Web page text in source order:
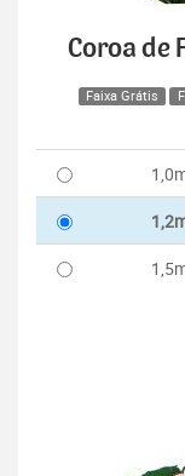
Coroa de
Faixa Grátis